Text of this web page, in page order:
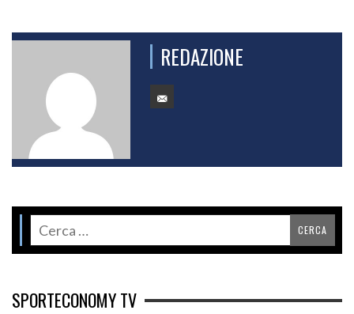
REDAZIONE
SPORTECONOMY TV